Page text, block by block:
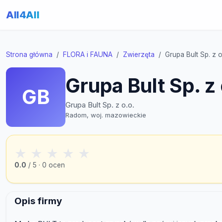
All4All
Strona główna FLORA i FAUNA Zwierzęta Grupa Bult Sp. z
GB Grupa Bult Sp. z
Grupa Bult Sp. z o.o.
Radom, woj. mazowieckie
★ ★ ★ ★ ★
0.0 / 5 · 0 ocen
Opis firmy